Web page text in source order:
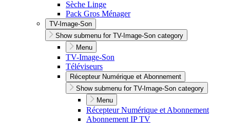
Sèche Linge
Pack Gros Ménager
TV-Image-Son
Show submenu for TV-Image-Son category
Menu
TV-Image-Son
Téléviseurs
Récepteur Numérique et Abonnement
Show submenu for TV-Image-Son category
Menu
Récepteur Numérique et Abonnement
Abonnement IP TV